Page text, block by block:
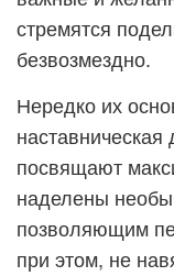
стремятся
безвозмездно.
Нередко их
наставническая
посвящают
наделены
позволяющим
при этом, не